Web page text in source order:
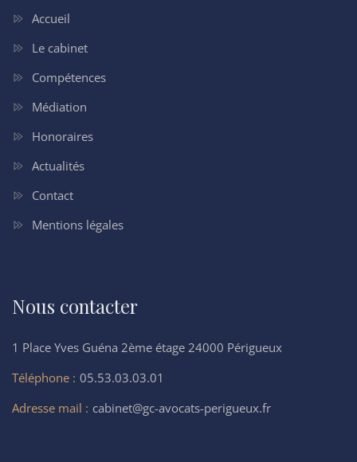
Accueil
Le cabinet
Compétences
Médiation
Honoraires
Actualités
Contact
Mentions légales
Nous contacter
1 Place Yves Guéna 2ème étage 24000 Périgueux
Téléphone : 05.53.03.03.01
Adresse mail : cabinet@gc-avocats-perigueux.fr